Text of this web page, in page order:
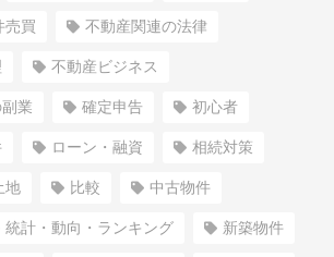
売買 不動産関連の法律
不動産ビジネス
業 確定申告 初心者
ローン・融資 相続対策
地 比較 中古物件
統計・動向・ランキング 新築物件